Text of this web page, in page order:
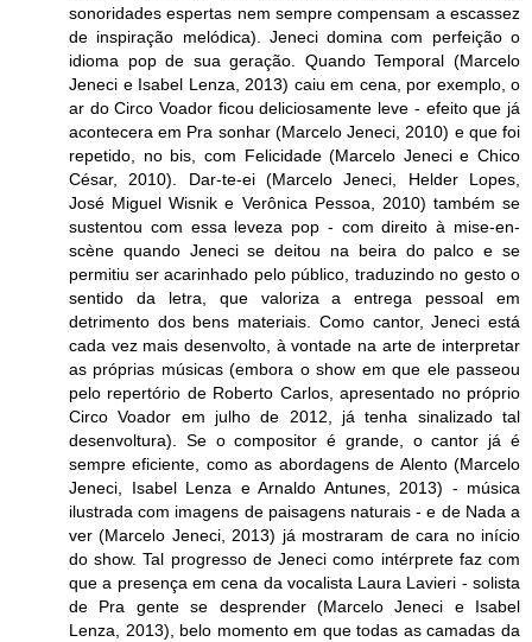
sonoridades espertas nem sempre compensam a escassez
de inspiração melódica). Jeneci domina com perfeição o
idioma pop de sua geração. Quando Temporal (Marcelo
Jeneci e Isabel Lenza, 2013) caiu em cena, por exemplo, o
ar do Circo Voador ficou deliciosamente leve - efeito que já
acontecera em Pra sonhar (Marcelo Jeneci, 2010) e que foi
repetido, no bis, com Felicidade (Marcelo Jeneci e Chico
César, 2010). Dar-te-ei (Marcelo Jeneci, Helder Lopes,
José Miguel Wisnik e Verônica Pessoa, 2010) também se
sustentou com essa leveza pop - com direito à mise-en-
scène quando Jeneci se deitou na beira do palco e se
permitiu ser acarinhado pelo público, traduzindo no gesto o
sentido da letra, que valoriza a entrega pessoal em
detrimento dos bens materiais. Como cantor, Jeneci está
cada vez mais desenvolto, à vontade na arte de interpretar
as próprias músicas (embora o show em que ele passeou
pelo repertório de Roberto Carlos, apresentado no próprio
Circo Voador em julho de 2012, já tenha sinalizado tal
desenvoltura). Se o compositor é grande, o cantor já é
sempre eficiente, como as abordagens de Alento (Marcelo
Jeneci, Isabel Lenza e Arnaldo Antunes, 2013) - música
ilustrada com imagens de paisagens naturais - e de Nada a
ver (Marcelo Jeneci, 2013) já mostraram de cara no início
do show. Tal progresso de Jeneci como intérprete faz com
que a presença em cena da vocalista Laura Lavieri - solista
de Pra gente se desprender (Marcelo Jeneci e Isabel
Lenza, 2013), belo momento em que todas as camadas da